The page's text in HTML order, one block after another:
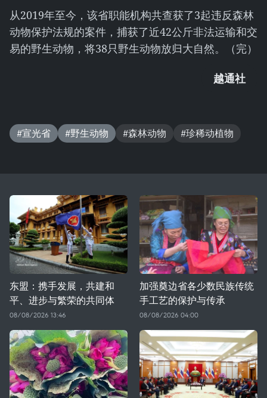
从2019年至今，该省职能机构共查获了3起违反森林
动物保护法规的案件，捕获了近42公斤非法运输和交
易的野生动物，将38只野生动物放归大自然。（完）
越通社
#宣光省 #野生动物 #森林动物 #珍稀动植物
东盟：携手发展，共建和
平、进步与繁荣的共同体
08/08/2026 13:46
加强奠边省各少数民族传统
手工艺的保护与传承
08/08/2026 04:00